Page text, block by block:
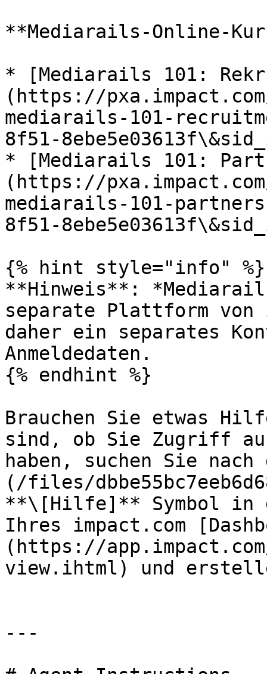
**Mediarails-Online-
* [Mediarails 101:
(https://
mediarails-101-
8f51-
* [Mediarails 101:
(https://
mediarails-101-
8f51-
{% hint style="info" %}
**Hinweis**:
separate Plattform von
daher ein separates
Anmeldedaten.
{% endhint %}
Brauchen Sie etwas
sind, ob Sie Zugriff
haben, suchen Sie
(/files/
**\[Hilfe]** Symbol in
Ihres impact.com
(https://
view.ihtml) und
---